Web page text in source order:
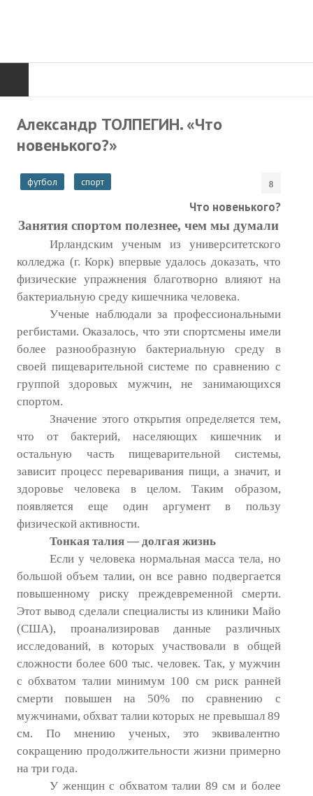
Нас поздравляют...
Там, где мы бывали...
О журнале
Памяти Игоря Сосновского
Презентация новых книг
Редакционный совет
Нам пишут
Политика обработки персональных данных
Согласие на обработку персональных данных
АРХИВ
2025 г.
№ 10
№ 11
№ 12
№ 1
№ 2
№ 4
№ 5
№ 7
Александр ТОЛПЕГИН. «Что
новенького?»
футбол спорт
Что новенького?
Занятия спортом полезнее, чем мы думали
Ирландским ученым из университетского
колледжа (г. Корк) впервые удалось доказать, что
физические упражнения благотворно влияют на
бактериальную среду кишечника человека.
Ученые наблюдали за профессиональными
регбистами. Оказалось, что эти спортсмены имели
более разнообразную бактериальную среду в
своей пищеварительной системе по сравнению с
группой здоровых мужчин, не занимающихся
спортом.
Значение этого открытия определяется тем,
что от бактерий, населяющих кишечник и
остальную часть пищеварительной системы,
зависит процесс переваривания пищи, а значит, и
здоровье человека в целом. Таким образом,
появляется еще один аргумент в пользу
физической активности.
Тонкая талия — долгая жизнь
Если у человека нормальная масса тела, но
большой объем талии, он все равно подвергается
повышенному риску преждевременной смерти.
Этот вывод сделали специалисты из клиники Майо
(США), проанализировав данные различных
исследований, в которых участвовали в общей
сложности более 600 тыс. человек. Так, у мужчин
с обхватом талии минимум 100 см риск ранней
смерти повышен на 50% по сравнению с
мужчинами, обхват талии которых не превышал 89
см. По мнению ученых, это эквивалентно
сокращению продолжительности жизни примерно
на три года.
У женщин с обхватом талии 89 см и более